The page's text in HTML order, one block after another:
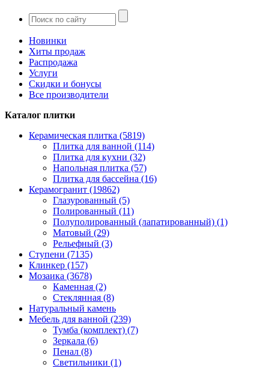
Новинки
Хиты продаж
Распродажа
Услуги
Скидки и бонусы
Все производители
Каталог плитки
Керамическая плитка (5819)
Плитка для ванной (114)
Плитка для кухни (32)
Напольная плитка (57)
Плитка для бассейна (16)
Керамогранит (19862)
Глазурованный (5)
Полированный (11)
Полуполированный (лапатированный) (1)
Матовый (29)
Рельефный (3)
Ступени (7135)
Клинкер (157)
Мозаика (3678)
Каменная (2)
Стеклянная (8)
Натуральный камень
Мебель для ванной (239)
Тумба (комплект) (7)
Зеркала (6)
Пенал (8)
Светильники (1)